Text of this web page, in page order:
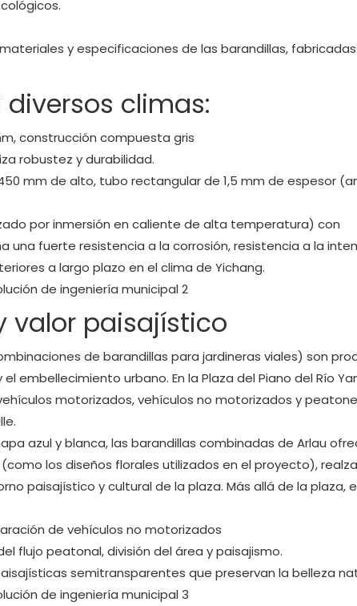
y especificaciones de las barandillas,
climas:
construcción compuesta gris
robustez y durabilidad.
mm de alto, tubo rectangular de 1,5 mm de espesor
por inmersión en caliente de alta temperatura) con
una fuerte resistencia a la corrosión, resistencia a la
a largo plazo en el clima de Yichang.
valor paisajístico
de barandillas para jardineras viales) son
embellecimiento urbano. En la Plaza del Piano del Río
motorizados, vehículos no motorizados y
azul y blanca, las barandillas combinadas de Arlau
los diseños florales utilizados en el proyecto),
paisajístico y cultural de la plaza. Más allá de la plaza,
de vehículos no motorizados
flujo peatonal, división del área y paisajismo.
semitransparentes que preservan la belleza